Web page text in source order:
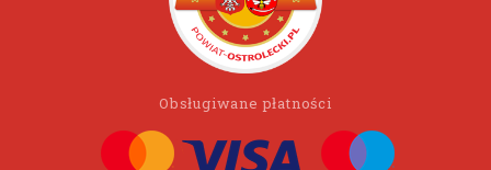
Obsługiwane płatności